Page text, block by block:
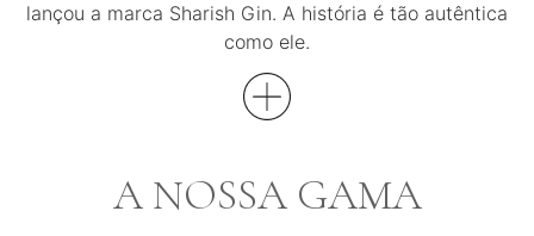
lançou a marca Sharish Gin. A história é tão autêntica
como ele.
A NOSSA GAMA